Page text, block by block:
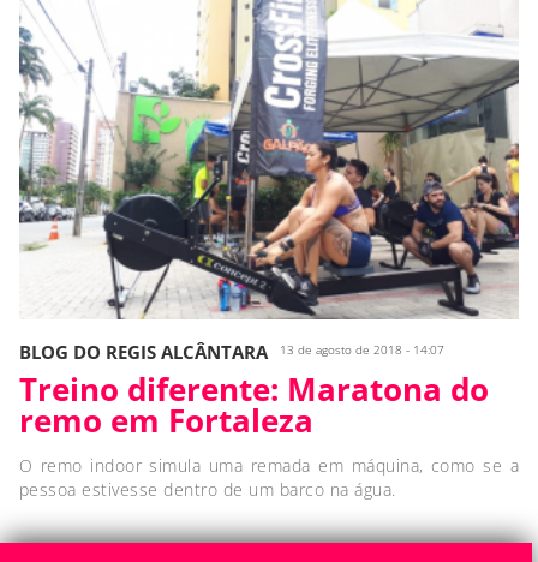
BLOG DO REGIS ALCÂNTARA 13 de agosto de 2018 - 14:07
Treino diferente: Maratona do
remo em Fortaleza
O remo indoor simula uma remada em máquina, como se a
pessoa estivesse dentro de um barco na água.